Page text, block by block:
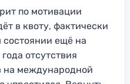
по мотивации
в квоту, фактически
ещё на
отсутствия
на международной